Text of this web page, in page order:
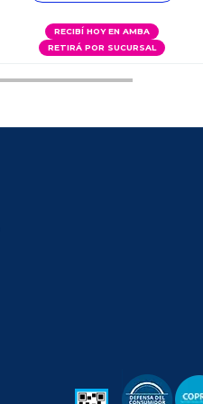
RECIBÍ HOY EN AMBA
RETIRÁ POR SUCURSAL